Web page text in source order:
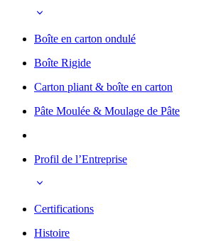
Boîte en carton ondulé
Boîte Rigide
Carton pliant & boîte en carton
Pâte Moulée & Moulage de Pâte
Profil de l’Entreprise
Certifications
Histoire